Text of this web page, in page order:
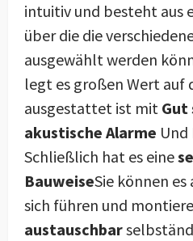
intuitiv und besteht aus
über die die
ausgewählt werden
legt es großen Wert auf
ausgestattet ist mit Gut
akustische Alarme Und
Schließlich hat es eine
BauweiseSie können
sich führen und
austauschbar